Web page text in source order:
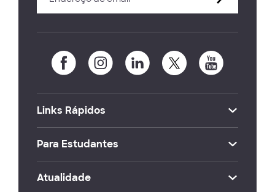
Links Rápidos
Para Estudantes
Atualidade